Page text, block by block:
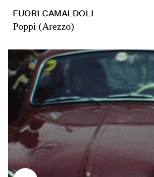
FUORI CAMALDOLI
Poppi (Arezzo)